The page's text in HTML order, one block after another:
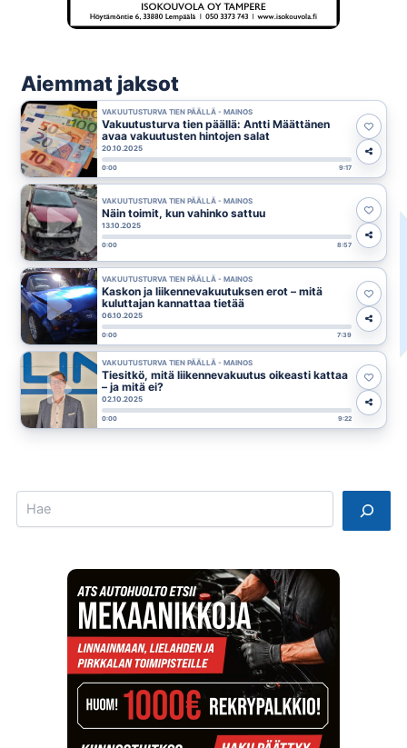
Aiemmat jaksot
VAKUUTUSTURVA TIEN PÄÄLLÄ - MAINOS
Vakuutusturva tien päällä: Antti Määttänen
avaa vakuutusten hintojen salat
20.10.2025
0:00 9:17
VAKUUTUSTURVA TIEN PÄÄLLÄ - MAINOS
Näin toimit, kun vahinko sattuu
13.10.2025
0:00 8:57
VAKUUTUSTURVA TIEN PÄÄLLÄ - MAINOS
Kaskon ja liikennevakuutuksen erot – mitä
kuluttajan kannattaa tietää
06.10.2025
0:00 7:39
VAKUUTUSTURVA TIEN PÄÄLLÄ - MAINOS
Tiesitkö, mitä liikennevakuutus oikeasti kattaa
– ja mitä ei?
02.10.2025
0:00 9:22